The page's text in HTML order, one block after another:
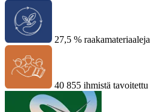
27,5 % raakamateriaaleja
40 855 ihmistä tavoitettu